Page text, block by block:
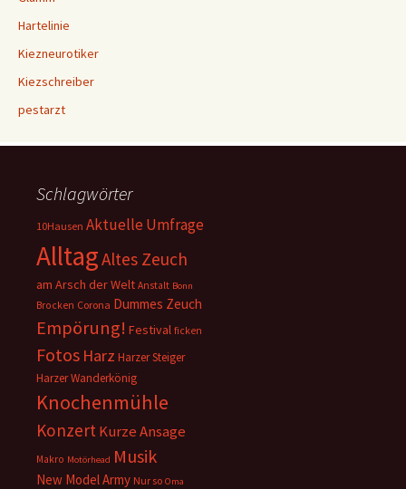
Hartelinie
Kiezneurotiker
Kiezschreiber
pestarzt
Schlagwörter
10Hausen Aktuelle Umfrage
AlltagAltes Zeuch
am Arsch der Welt Anstalt Bonn
Brocken Corona Dummes Zeuch
Empörung! Festival ficken
Fotos Harz Harzer Steiger
Harzer Wanderkönig
Knochenmühle
KonzertKurze Ansage
Makro Motörhead Musik
New Model Army Nur so Oma